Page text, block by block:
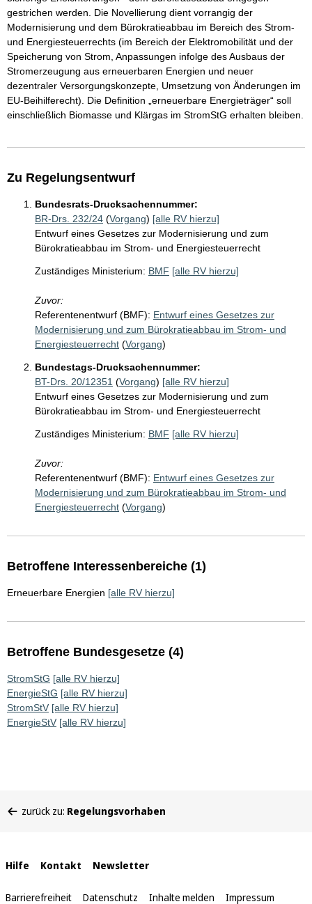
gestrichen werden. Die Novellierung dient vorrangig der
Modernisierung und dem Bürokratieabbau im Bereich des Strom-
und Energiesteuerrechts (im Bereich der Elektromobilität und der
Speicherung von Strom, Anpassungen infolge des Ausbaus der
Stromerzeugung aus erneuerbaren Energien und neuer
dezentraler Versorgungskonzepte, Umsetzung von Änderungen im
EU-Beihilferecht). Die Definition „erneuerbare Energieträger“ soll
einschließlich Biomasse und Klärgas im StromStG erhalten bleiben.
Zu Regelungsentwurf
Bundesrats-Drucksachennummer:
BR-Drs. 232/24 (Vorgang) [alle RV hierzu]
Entwurf eines Gesetzes zur Modernisierung und zum
Bürokratieabbau im Strom- und Energiesteuerrecht
Zuständiges Ministerium: BMF [alle RV hierzu]
Zuvor:
Referentenentwurf (BMF): Entwurf eines Gesetzes zur
Modernisierung und zum Bürokratieabbau im Strom- und
Energiesteuerrecht (Vorgang)
Bundestags-Drucksachennummer:
BT-Drs. 20/12351 (Vorgang) [alle RV hierzu]
Entwurf eines Gesetzes zur Modernisierung und zum
Bürokratieabbau im Strom- und Energiesteuerrecht
Zuständiges Ministerium: BMF [alle RV hierzu]
Zuvor:
Referentenentwurf (BMF): Entwurf eines Gesetzes zur
Modernisierung und zum Bürokratieabbau im Strom- und
Energiesteuerrecht (Vorgang)
Betroffene Interessenbereiche (1)
Erneuerbare Energien [alle RV hierzu]
Betroffene Bundesgesetze (4)
StromStG [alle RV hierzu]
EnergieStG [alle RV hierzu]
StromStV [alle RV hierzu]
EnergieStV [alle RV hierzu]
befinden
zurück zu: Regelungsvorhaben
Interne
Links
Hilfe Kontakt Newsletter
Barrierefreiheit Datenschutz Inhalte melden Impressum